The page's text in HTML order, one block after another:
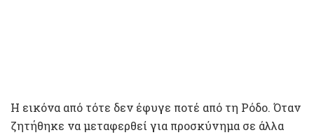
Η εικόνα από τότε δεν έφυγε ποτέ από τη Ρόδο. Όταν
ζητήθηκε να μεταφερθεί για προσκύνημα σε άλλα